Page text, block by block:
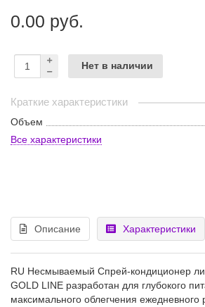
0.00 руб.
Нет в наличии
Краткие характеристики
Объем
Все характеристики
Описание Характеристики
RU Несмываемый Спрей-кондиционер
GOLD LINE разработан для глубокого
максимального облегчения ежедневного